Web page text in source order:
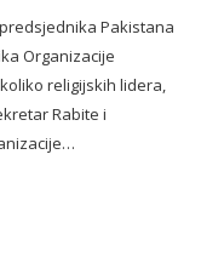
predsjednika Pakistana
Organizacije
religijskih lidera,
Rabite i